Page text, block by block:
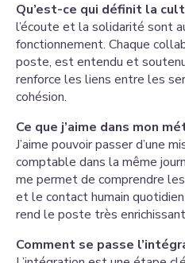
Qu’est-ce qui définit la
l’écoute et la solidarité sont
fonctionnement. Chaque
poste, est entendu et
renforce les liens entre les
cohésion.
Ce que j’aime dans mon
J’aime pouvoir passer d’une
comptable dans la même
me permet de comprendre
et le contact humain
rend le poste très
Comment se passe